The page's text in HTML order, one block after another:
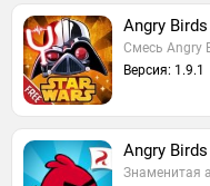
Angry
Смесь Angry
Версия: 1.9.1
Angry
Знаменитая